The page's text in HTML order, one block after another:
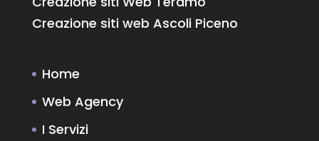
Creazione siti web Ascoli Piceno
Home
Web Agency
I Servizi